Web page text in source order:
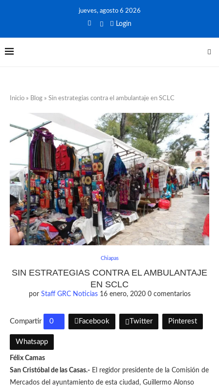
jueves, agosto 6 2026
Login
Inicio » Blog » Sin estrategias contra el ambulantaje en SCLC
Chiapas
SIN ESTRATEGIAS CONTRA EL AMBULANTAJE
EN SCLC
por Staff GRC Noticias 16 enero, 2020 0 comentarios
Compartir 0 Facebook Twitter Pinterest
Whatsapp
Félix Camas
San Cristóbal de las Casas.- El regidor presidente de la Comisión de
Mercados del ayuntamiento de esta ciudad, Guillermo Alonso